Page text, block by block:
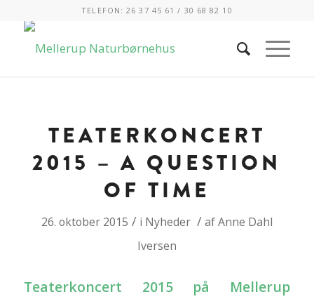
TELEFON: 26 37 45 61 / 30 68 82 10
TEATERKONCERT
2015 – A QUESTION
OF TIME
26. oktober 2015 / i Nyheder / afAnne Dahl
Iversen
Teaterkoncert 2015 på Mellerup